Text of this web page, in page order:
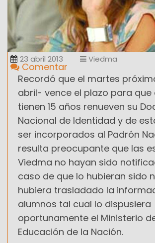
23 abril 2013 Viedma
Comentar
Recordó que el martes
abril- vence el plazo para que
tienen 15 años renueven su
Nacional de Identidad y de
ser incorporados al Padrón
resulta preocupante que las
Viedma no hayan sido
caso de que lo hubieran sido
hubiera trasladado la
alumnos tal cual lo dispusiera
oportunamente el Ministerio
Educación de la Nación.